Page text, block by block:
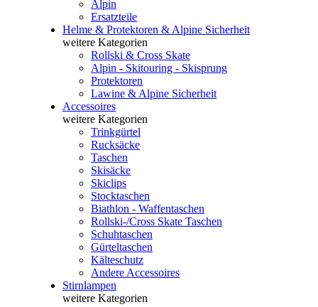
Alpin
Ersatzteile
Helme & Protektoren & Alpine Sicherheit
weitere Kategorien
Rollski & Cross Skate
Alpin - Skitouring - Skisprung
Protektoren
Lawine & Alpine Sicherheit
Accessoires
weitere Kategorien
Trinkgürtel
Rucksäcke
Taschen
Skisäcke
Skiclips
Stocktaschen
Biathlon - Waffentaschen
Rollski-/Cross Skate Taschen
Schuhtaschen
Gürteltaschen
Kälteschutz
Andere Accessoires
Stirnlampen
weitere Kategorien